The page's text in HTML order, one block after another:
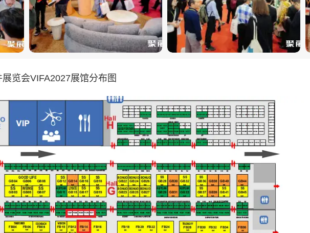
Home、Hiep Long、Canadian Wood、Koda等。
升级、多元化市场”三大行业趋势，构筑产学研用深度融合的技术高地。随着
要求日趋严格，展会特设可持续发展专题论坛，推动企业从原材料出口向高附
办“全球家具市场展望与趋势预测”论坛、亚马逊全球开店合作论坛、零碳市场机
会是开拓越南及东盟市场、链接国际资源、展示创新实力的战略门户。
国家具凭借物美价廉的优势占据当地市场80%份额。越南与东盟、欧美多国签署
。参展企业可借助这一平台对接全球核心采购资源，抢占越南及东盟家具市场快
Amini（美国，Amini Innovation Corp旗下奢侈家具品牌，融合全球文化
Home、Accent Furniture、Najarian、DHP International、Best Furniture
览会VIFA2027展馆分布图